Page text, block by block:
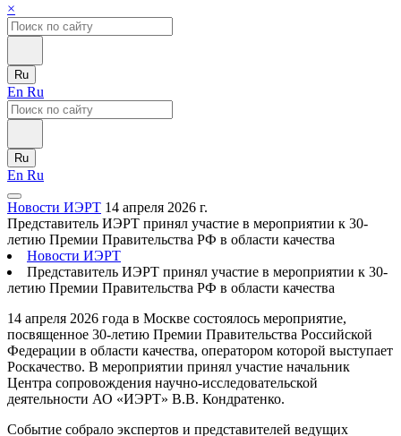
×
Ru
En Ru
Ru
En Ru
Новости ИЭРТ 14 апреля 2026 г.
Представитель ИЭРТ принял участие в мероприятии к 30-
летию Премии Правительства РФ в области качества
Новости ИЭРТ
Представитель ИЭРТ принял участие в мероприятии к 30-
летию Премии Правительства РФ в области качества
14 апреля 2026 года в Москве состоялось мероприятие,
посвященное 30-летию Премии Правительства Российской
Федерации в области качества, оператором которой выступает
Роскачество. В мероприятии принял участие начальник
Центра сопровождения научно-исследовательской
деятельности АО «ИЭРТ» В.В. Кондратенко.
Событие собрало экспертов и представителей ведущих